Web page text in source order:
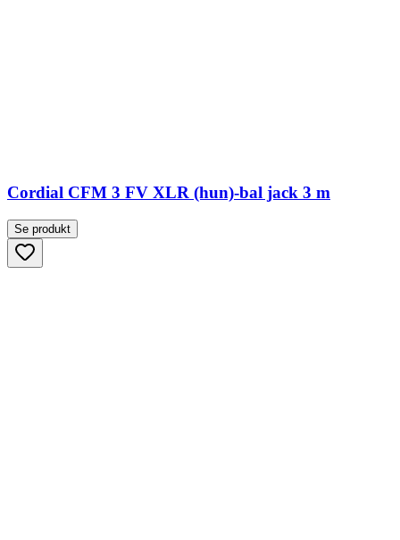
Cordial CFM 3 FV XLR (hun)-bal jack 3 m
Se produkt